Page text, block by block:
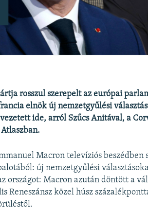
rosszul szerepelt az európai
elnök új nemzetgyűlési
ide, arról Szűcs Anitával, a
Macron televíziós beszédben
új nemzetgyűlési
országot: Macron azután döntött a
Reneszánsz közel húsz